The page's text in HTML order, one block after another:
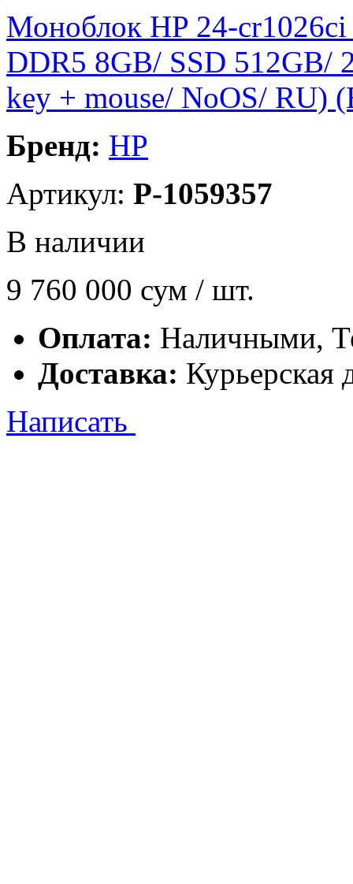
Моноблок HP 24-
DDR5 8GB/ SSD 512GB/
key + mouse/ NoOS/ RU)
Бренд: HP
Артикул: P-1059357
В наличии
9 760 000 сум / шт.
Оплата: Наличными,
Доставка: Курьерская
Написать